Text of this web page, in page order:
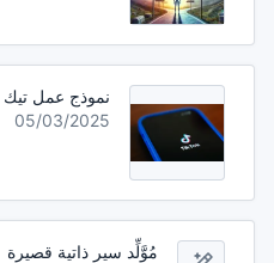
نموذج عمل تيك
05/03/2025
مُوَّلِّد سير ذاتية قصيرة